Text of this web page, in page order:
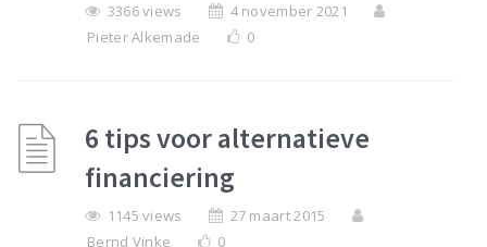
3366 views
4 november 2021
Pieter Alkemade
0
6 tips voor alternatieve
financiering
1145 views
27 maart 2015
Bernd Vinke
0